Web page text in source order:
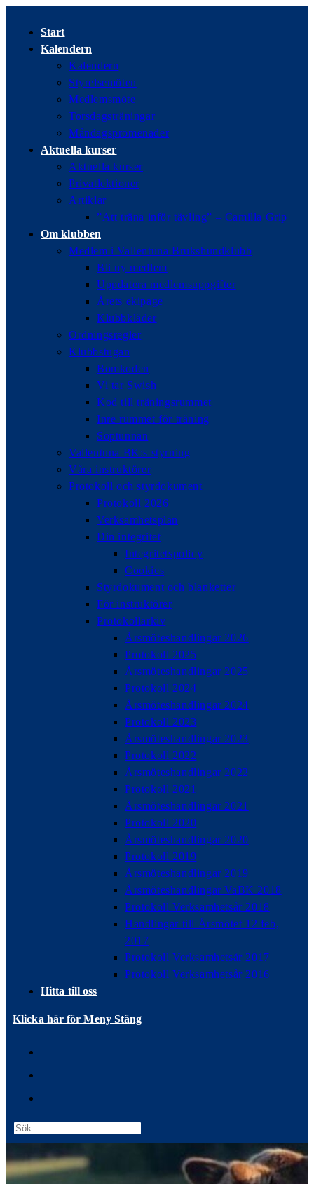
innehållet
Start
Kalendern
Kalendern
Styrelsemöten
Medlemsmöte
Torsdagsträningar
Måndagspromenader
Aktuella kurser
Aktuella kurser
Privatlektioner
Artiklar
”Att träna inför tävling” – Camilla Grip
Om klubben
Medlem i Vallentuna Brukshundklubb
Bli ny medlem
Uppdatera medlemsuppgifter
Årets ekipage
Klubbkläder
Ordningsregler
Klubbstugan
Bomkoden
Vi tar Swish
Kod till träningsrummet
Inre rummet för träning
Soptunnan
Vallentuna BK:s styrning
Våra instruktörer
Protokoll och styrdokument
Protokoll 2026
Verksamhetsplan
Din integritet
Integritetspolicy
Cookies
Styrdokument och blanketter
För instruktörer
Protokollarkiv
Årsmöteshandlingar 2026
Protokoll 2025
Årsmöteshandlingar 2025
Protokoll 2024
Årsmöteshandlingar 2024
Protokoll 2023
Årsmöteshandlingar 2023
Protokoll 2022
Årsmöteshandlingar 2022
Protokoll 2021
Årsmöteshandlingar 2021
Protokoll 2020
Årsmöteshandlingar 2020
Protokoll 2019
Årsmöteshandlingar 2019
Årsmöteshandlingar VaBK 2018
Protokoll Verksamhetsår 2018
Handlingar till Årsmötet 12 feb,
2017
Protokoll Verksamhetsår 2017
Protokoll Verksamhetsår 2016
Hitta till oss
Klicka här för Meny Stäng
Escape
close